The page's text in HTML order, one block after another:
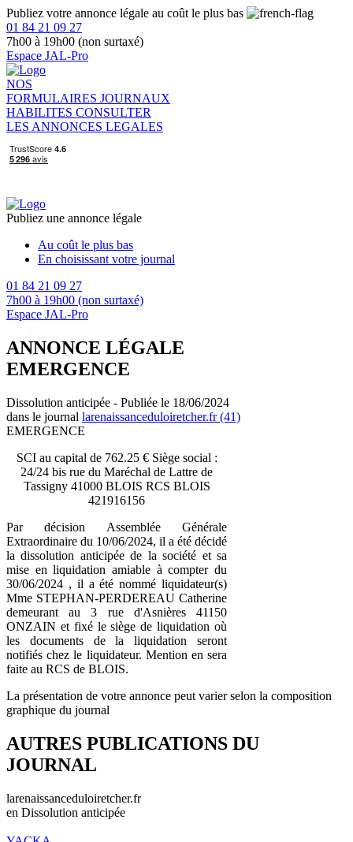
Publiez votre annonce légale au coût le plus bas
01 84 21 09 27
7h00 à 19h00 (non surtaxé)
Espace JAL-Pro
NOS
FORMULAIRES JOURNAUX
HABILITES CONSULTER
LES ANNONCES LEGALES
Publiez une annonce légale
Au coût le plus bas
En choisissant votre journal
01 84 21 09 27
7h00 à 19h00 (non surtaxé)
Espace JAL-Pro
ANNONCE LÉGALE
EMERGENCE
Dissolution anticipée - Publiée le 18/06/2024
dans le journal larenaissanceduloiretcher.fr (41)
EMERGENCE
SCI au capital de 762.25 € Siège social :
24/24 bis rue du Maréchal de Lattre de
Tassigny 41000 BLOIS RCS BLOIS
421916156
Par décision Assemblée Générale
Extraordinaire du 10/06/2024, il a été décidé
la dissolution anticipée de la société et sa
mise en liquidation amiable à compter du
30/06/2024 , il a été nommé liquidateur(s)
Mme STEPHAN-PERDEREAU Catherine
demeurant au 3 rue d'Asnières 41150
ONZAIN et fixé le siège de liquidation où
les documents de la liquidation seront
notifiés chez le liquidateur. Mention en sera
faite au RCS de BLOIS.
La présentation de votre annonce peut varier selon la composition
graphique du journal
AUTRES PUBLICATIONS DU
JOURNAL
larenaissanceduloiretcher.fr
en Dissolution anticipée